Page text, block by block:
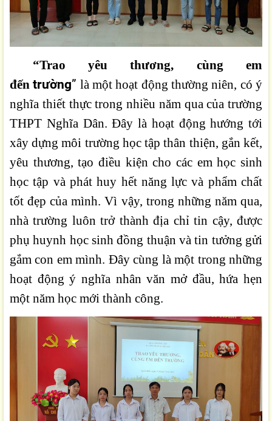
“Trao yêu thương, cùng em
đếntrường” là một hoạt động thường niên, có ý
nghĩa thiết thực trong nhiều năm qua của trường
THPT Nghĩa Dân. Đây là hoạt động hướng tới
xây dựng môi trường học tập thân thiện, gắn kết,
yêu thương, tạo điều kiện cho các em học sinh
học tập và phát huy hết năng lực và phẩm chất
tốt đẹp của mình. Vì vậy, trong những năm qua,
nhà trường luôn trở thành địa chỉ tin cậy, được
phụ huynh học sinh đồng thuận và tin tưởng gửi
gắm con em mình. Đây cùng là một trong những
hoạt động ý nghĩa nhân văn mở đầu, hứa hẹn
một năm học mới thành công.